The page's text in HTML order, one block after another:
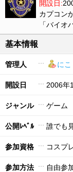
開設日:
カプコン
「バイオ
基本情報
管理人 にこ
開設日 2006年
ジャンル ゲーム
公開ﾚﾍﾞﾙ 誰でも
参加資格 コスプ
参加方法 自由参